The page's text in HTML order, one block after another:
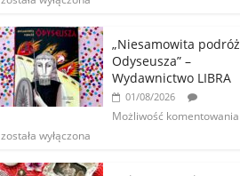
„Niesamowita podróż
Odyseusza” –
Wydawnictwo LIBRA
01/08/2026
Możliwość komentowania
została wyłączona